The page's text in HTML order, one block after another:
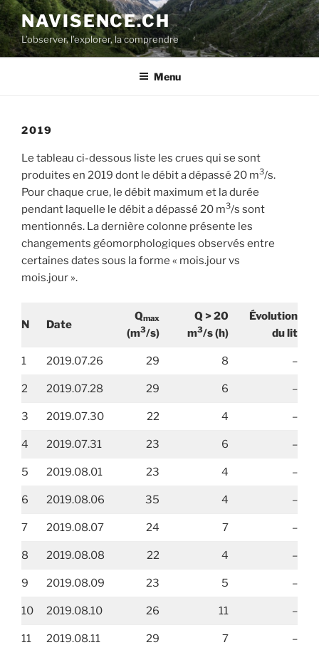
Aller
au
contenu
principal
NAVISENCE.CH
L’observer, l’explorer, la comprendre
Menu
2019
Le tableau ci-dessous liste les crues qui se sont
produites en 2019 dont le débit a dépassé 20 m3/s.
Pour chaque crue, le débit maximum et la durée
pendant laquelle le débit a dépassé 20 m3/s sont
mentionnés. La dernière colonne présente les
changements géomorphologiques observés entre
certaines dates sous la forme « mois.jour vs
mois.jour ».
N Date
Qmax
(m3/s)
Q > 20
m3/s(h)
Évolution
du lit
1 2019.07.26 29 8 –
2 2019.07.28 29 6 –
3 2019.07.30 22 4 –
4 2019.07.31 23 6 –
5 2019.08.01 23 4 –
6 2019.08.06 35 4 –
7 2019.08.07 24 7 –
8 2019.08.08 22 4 –
9 2019.08.09 23 5 –
10 2019.08.10 26 11 –
11 2019.08.11 29 7 –